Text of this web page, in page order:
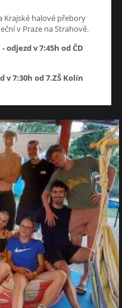
Krajské halové přebory
v Praze na Strahově.
odjezd v 7:45h od ČD
v 7:30h od 7.ZŠ Kolín